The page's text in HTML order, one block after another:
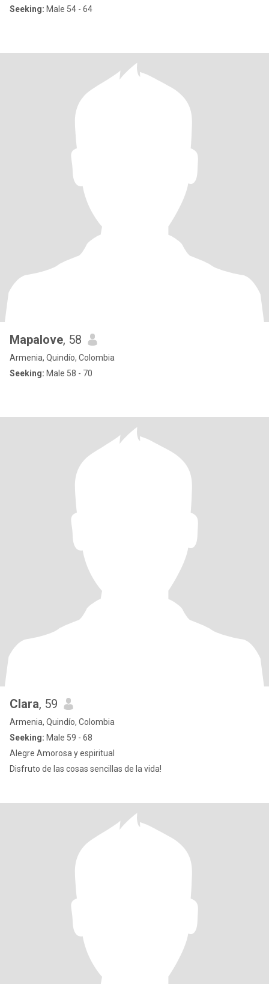
Seeking: Male 54 - 64
Mapalove, 58
Armenia, Quindío, Colombia
Seeking: Male 58 - 70
Clara, 59
Armenia, Quindío, Colombia
Seeking: Male 59 - 68
Alegre Amorosa y espiritual
Disfruto de las cosas sencillas de la vida!